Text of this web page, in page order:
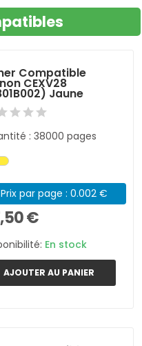
Compatible
CEXV28
Jaune
: 38000 pages
Prix par page : 0.002 €
€
En stock
AJOUTER AU PANIER